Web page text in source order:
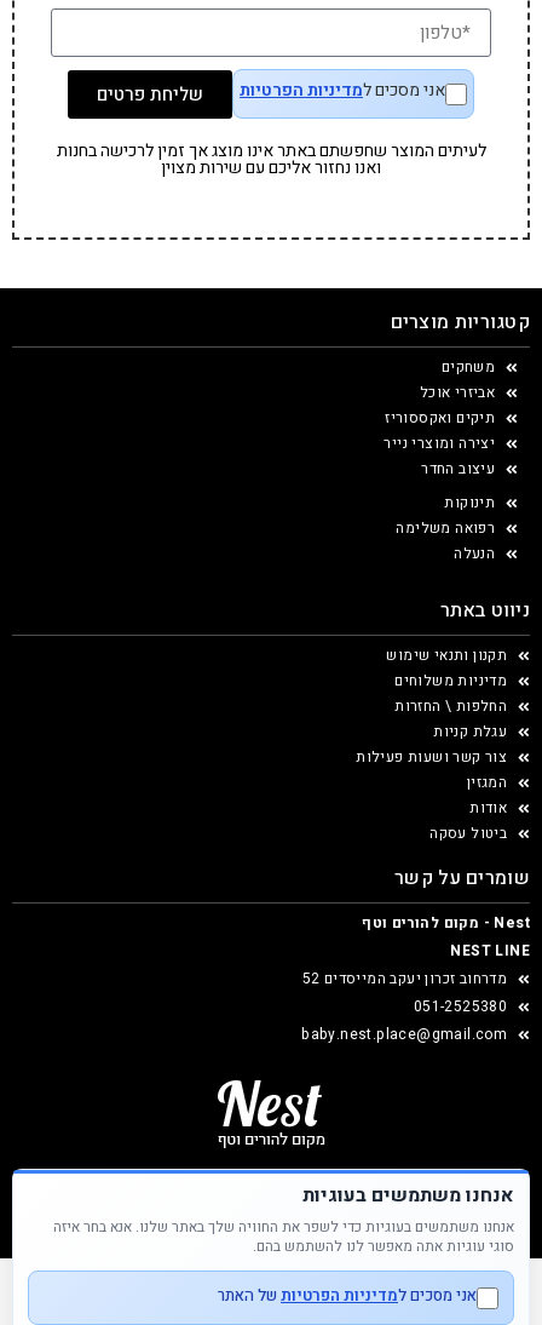
אני מסכים למדיניות הפרטיות שליחת פרטים
לעיתים המוצר שחפשתם באתר אינו מוצג אך זמין לרכישה בחנות
ואנו נחזור אליכם עם שירות מצוין
קטגוריות מוצרים
משחקים
אביזרי אוכל
תיקים ואקססוריז
יצירה ומוצרי נייר
עיצוב החדר
תינוקות
רפואה משלימה
הנעלה
ניווט באתר
תקנון ותנאי שימוש
מדיניות משלוחים
החלפות \ החזרות
עגלת קניות
צור קשר ושעות פעילות
המגזין
אודות
ביטול עסקה
שומרים על קשר
Nest - מקום להורים וטף
NEST LINE
מדרחוב זכרון יעקב המייסדים 52
051-2525380
baby.nest.place@gmail.com
Nest &copy כל הזכויות שמורות
אנחנו משתמשים בעוגיות
אנחנו משתמשים בעוגיות כדי לשפר את החוויה שלך באתר שלנו. אנא בחר איזה
סוגי עוגיות אתה מאפשר לנו להשתמש בהם.
אני מסכים למדיניות הפרטיות של האתר